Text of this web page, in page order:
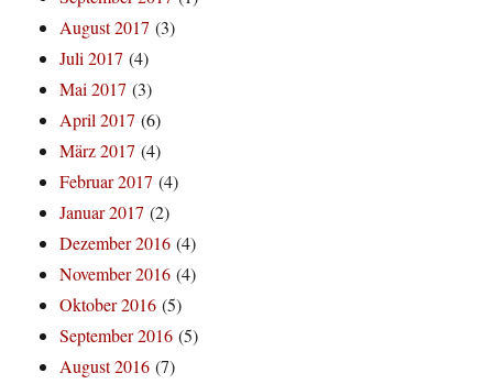
August 2017 (3)
Juli 2017 (4)
Mai 2017 (3)
April 2017 (6)
März 2017 (4)
Februar 2017 (4)
Januar 2017 (2)
Dezember 2016 (4)
November 2016 (4)
Oktober 2016 (5)
September 2016 (5)
August 2016 (7)